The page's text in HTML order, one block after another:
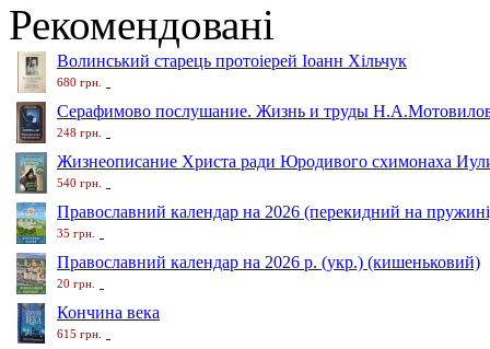
Рекомендовані
Волинський старець протоіерей Іоанн Хільчук
680 грн.
Серафимово послушание. Жизнь и труды
248 грн.
Жизнеописание Христа ради Юродивого схимонаха
540 грн.
Православний календар на 2026 (перекидний на
35 грн.
Православний календар на 2026 р. (укр.) (кишеньковий)
20 грн.
Кончина века
615 грн.